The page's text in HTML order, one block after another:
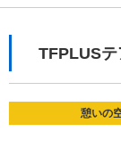
TFPLUS
憩いの